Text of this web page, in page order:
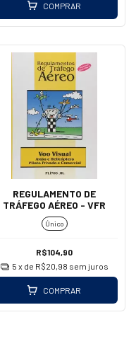
COMPRAR
REGULAMENTO DE
TRÁFEGO AÉREO - VFR
Único
R$104,90
5 x de R$20,98 sem juros
COMPRAR